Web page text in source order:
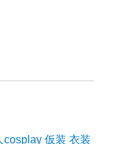
cosplay 仮装 衣装